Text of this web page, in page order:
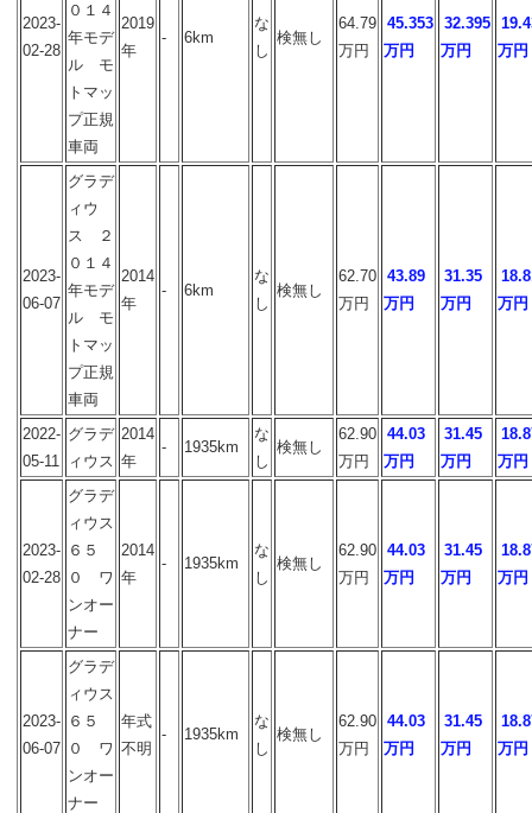
2023-
02-28
０１４
年モデ
ル モ
トマッ
プ正規
車両
2019
年
- 6km
な
し
検無し
64.79
万円
45.353
万円
32.395
万円
万円
2023-
06-07
グラデ
ィウ
ス ２
０１４
年モデ
ル モ
トマッ
プ正規
車両
2014
年
- 6km
な
し
検無し
62.70
万円
43.89
万円
31.35
万円
万円
2022-
05-11
グラデ
ィウス
2014
年
- 1935km
な
し
検無し
62.90
万円
44.03
万円
31.45
万円
万円
2023-
02-28
グラデ
ィウス
６５
０ ワ
ンオー
ナー
2014
年
- 1935km
な
し
検無し
62.90
万円
44.03
万円
31.45
万円
万円
2023-
06-07
グラデ
ィウス
６５
０ ワ
ンオー
ナー
年式
不明
- 1935km
な
し
検無し
62.90
万円
44.03
万円
31.45
万円
万円